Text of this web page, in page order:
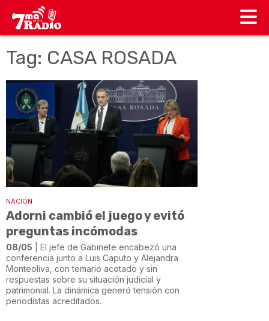
Tag: CASA ROSADA
NACIÓN
Adorni cambió el juego y evitó
preguntas incómodas
08/05 | El jefe de Gabinete encabezó una
conferencia junto a Luis Caputo y Alejandra
Monteoliva, con temario acotado y sin
respuestas sobre su situación judicial y
patrimonial. La dinámica generó tensión con
periodistas acreditados.